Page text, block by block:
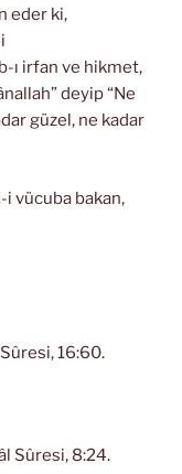
eder ki,
ı irfan ve hikmet,
deyip “Ne
güzel, ne kadar
vücuba bakan,
16:60.
Sûresi, 8:24.